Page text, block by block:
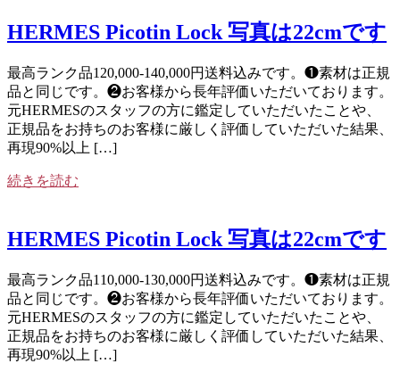
HERMES Picotin Lock 写真は22cmです
最高ランク品120,000-140,000円送料込みです。❶素材は正規
品と同じです。❷お客様から長年評価いただいております。
元HERMESのスタッフの方に鑑定していただいたことや、
正規品をお持ちのお客様に厳しく評価していただいた結果、
再現90%以上 […]
続きを読む
HERMES Picotin Lock 写真は22cmです
最高ランク品110,000-130,000円送料込みです。❶素材は正規
品と同じです。❷お客様から長年評価いただいております。
元HERMESのスタッフの方に鑑定していただいたことや、
正規品をお持ちのお客様に厳しく評価していただいた結果、
再現90%以上 […]